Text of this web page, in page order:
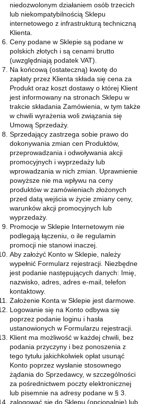
niedozwolonym działaniem osób trzecich
lub niekompatybilnością Sklepu
internetowego z infrastrukturą techniczną
Klienta.
Ceny podane w Sklepie są podane w
polskich złotych i są cenami brutto
(uwzględniają podatek VAT).
Na końcową (ostateczną) kwotę do
zapłaty przez Klienta składa się cena za
Produkt oraz koszt dostawy o której Klient
jest informowany na stronach Sklepu w
trakcie składania Zamówienia, w tym także
w chwili wyrażenia woli związania się
Umową Sprzedaży.
Sprzedający zastrzega sobie prawo do
dokonywania zmian cen Produktów,
przeprowadzania i odwoływania akcji
promocyjnych i wyprzedaży lub
wprowadzania w nich zmian. Uprawnienie
powyższe nie ma wpływu na ceny
produktów w zamówieniach złożonych
przed datą wejścia w życie zmiany ceny,
warunków akcji promocyjnych lub
wyprzedaży.
Promocje w Sklepie Internetowym nie
podlegają łączeniu, o ile regulamin
promocji nie stanowi inaczej.
Aby założyć Konto w Sklepie, należy
wypełnić Formularz rejestracji. Niezbędne
jest podanie następujących danych: Imię,
nazwisko, adres, adres e-mail, telefon
kontaktowy.
Założenie Konta w Sklepie jest darmowe.
Logowanie się na Konto odbywa się
poprzez podanie loginu i hasła
ustanowionych w Formularzu rejestracji.
Klient ma możliwość w każdej chwili, bez
podania przyczyny i bez ponoszenia z
tego tytułu jakichkolwiek opłat usunąć
Konto poprzez wysłanie stosownego
żądania do Sprzedawcy, w szczególności
za pośrednictwem poczty elektronicznej
lub pisemnie na adresy podane w § 3.
zalogować się do Sklepu (opcjonalnie) lub